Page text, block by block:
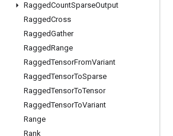
RaggedCountSparseOutput
RaggedCross
RaggedGather
RaggedRange
RaggedTensorFromVariant
RaggedTensorToSparse
RaggedTensorToTensor
RaggedTensorToVariant
Range
Rank